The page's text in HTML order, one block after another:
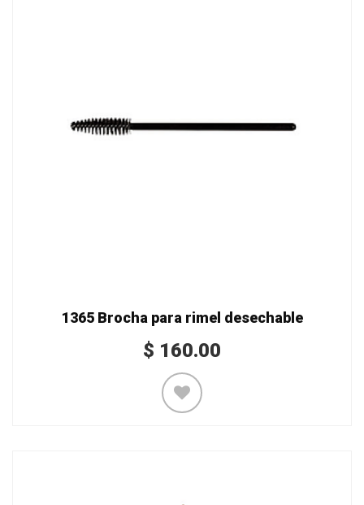
1365 Brocha para rimel desechable
$ 160.00